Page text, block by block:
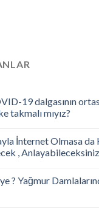
19 dalgasının
takmalı mıyız?
İnternet Olmasa da
,
? Yağmur